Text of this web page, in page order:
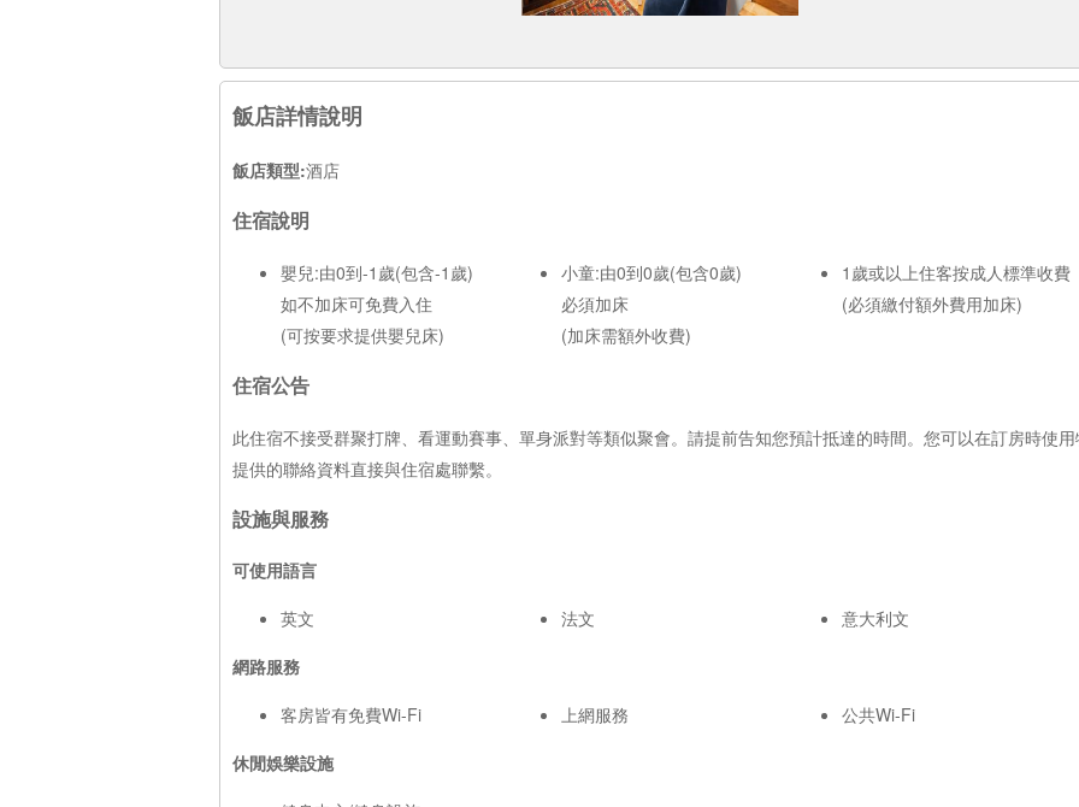
飯店詳情說明
飯店類型:酒店
住宿說明
嬰兒:由0到-1歲(包含-1歲)
如不加床可免費入住
(可按要求提供嬰兒床)
小童:由0到0歲(包含0歲)
必須加床
(加床需額外收費)
1歲或以上住客按成人標準收費
(必須繳付額外費用加床)
住宿公告
此住宿不接受群聚打牌、看運動賽事、單身派對等類似聚會。請提前告知您預計抵達的時間。您可以在訂房時使
提供的聯絡資料直接與住宿處聯繫。
設施與服務
可使用語言
英文
法文
意大利文
網路服務
客房皆有免費Wi-Fi
上網服務
公共Wi-Fi
休閒娛樂設施